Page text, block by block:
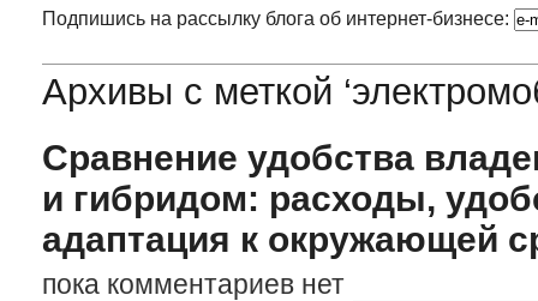
Подпишись на рассылку блога об интернет-бизнесе:
Архивы с меткой
Сравнение удобства
и гибридом: расходы,
адаптация к окружающей
пока комментариев нет